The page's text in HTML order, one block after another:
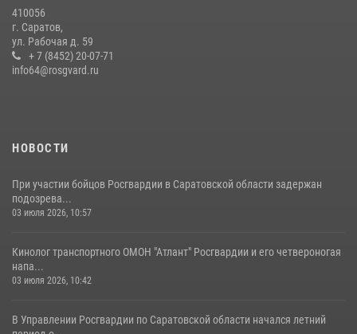
В Саратове командир СОБР «Волкодав» и ветеран
спецподразделения МВД провели совместный урок мужества для
семей сотрудников Росгвардии.
05 августа 2026, 12:55
07 августа 2026, 11:35
410056
г. Саратов,
ул. Рабочая д. 59
+ 7 (8452) 20-07-71
info64@rosgvard.ru
НОВОСТИ
При участии бойцов Росгвардии в Саратовской области задержан
подозрева...
03 июля 2026, 10:57
Кинолог транспортного ОМОН "Атлант" Росгвардии и его четвероногая
напа...
03 июля 2026, 10:42
В Управлении Росгвардии по Саратовской области начался летний